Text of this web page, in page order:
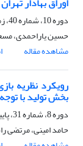
دوره 10، شماره 40، زمستان 1400، صفحه
حسین یاراحمدی،
مشاهده مقاله
رویکرد نظریه
بخش تولید با
دوره 8، شماره 31، پاییز 1398، صفحه
حامد امینی، مرتضی